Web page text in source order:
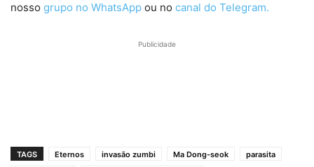
nosso grupo no WhatsApp ou no canal do Telegram.
Publicidade
TAGS Eternos invasão zumbi Ma Dong-seok
parasita